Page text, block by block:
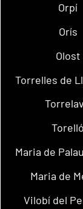
Orpí
Orís
Olost
Torrelles de
Torelló
Maria de
Maria de
Vilobí del